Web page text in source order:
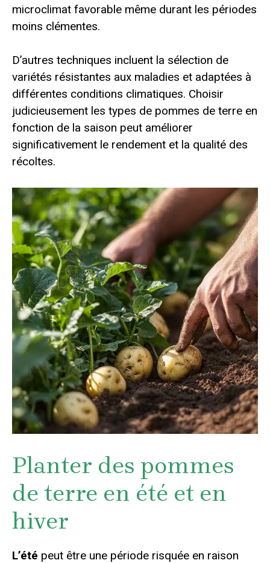
microclimat favorable même durant les périodes
moins clémentes.
D’autres techniques incluent la sélection de
variétés résistantes aux maladies et adaptées à
différentes conditions climatiques. Choisir
judicieusement les types de pommes de terre en
fonction de la saison peut améliorer
significativement le rendement et la qualité des
récoltes.
Planter des pommes
de terre en été et en
hiver
L’été peut être une période risquée en raison